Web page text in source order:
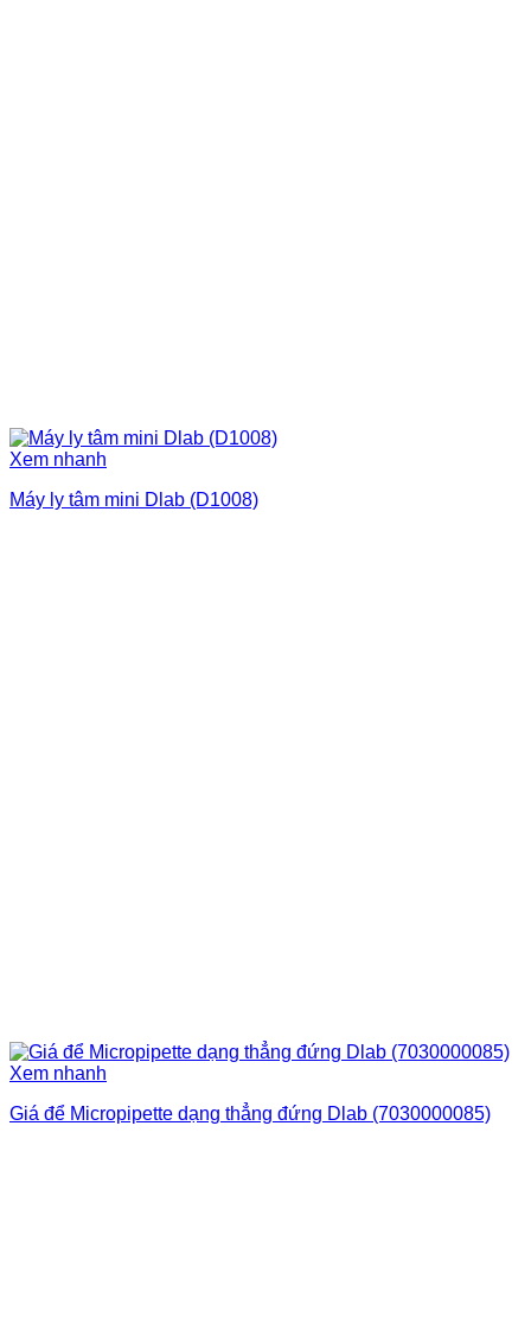
Xem nhanh
Máy ly tâm mini Dlab (D1008)
Xem nhanh
Giá để Micropipette dạng thẳng đứng Dlab (7030000085)